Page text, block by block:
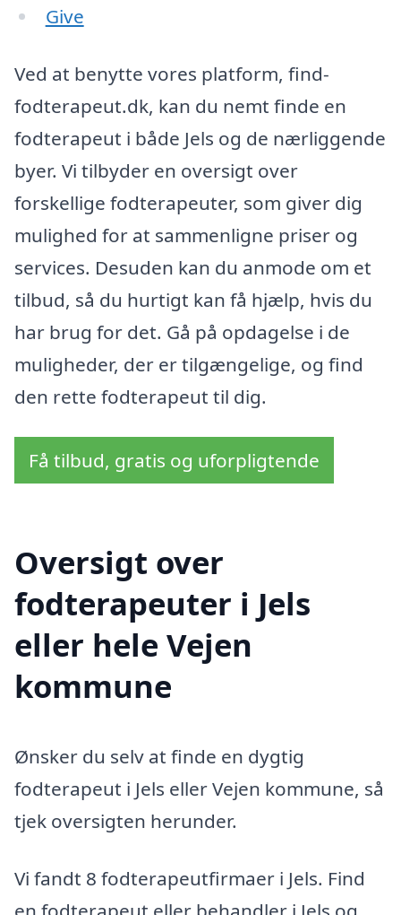
Give
Ved at benytte vores platform, find-
fodterapeut.dk, kan du nemt finde en
fodterapeut i både Jels og de nærliggende
byer. Vi tilbyder en oversigt over
forskellige fodterapeuter, som giver dig
mulighed for at sammenligne priser og
services. Desuden kan du anmode om et
tilbud, så du hurtigt kan få hjælp, hvis du
har brug for det. Gå på opdagelse i de
muligheder, der er tilgængelige, og find
den rette fodterapeut til dig.
Få tilbud, gratis og uforpligtende
Oversigt over
fodterapeuter i Jels
eller hele Vejen
kommune
Ønsker du selv at finde en dygtig
fodterapeut i Jels eller Vejen kommune, så
tjek oversigten herunder.
Vi fandt 8 fodterapeutfirmaer i Jels. Find